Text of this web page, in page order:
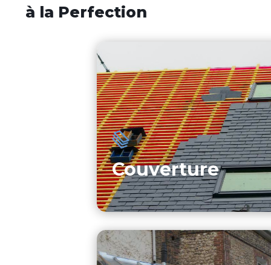
à la Perfection
Couverture